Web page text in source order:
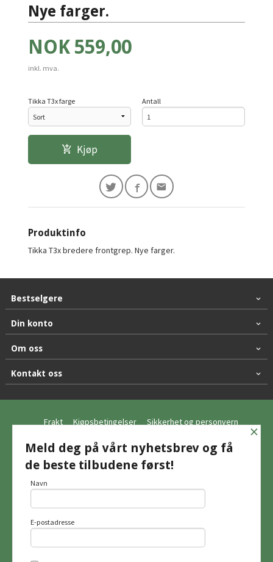
Nye farger.
Pris
NOK 559,00
inkl. mva.
Tikka T3x farge Antall
Kjøp
Produktinfo
Tikka T3x bredere frontgrep. Nye farger.
Bestselgere
Din konto
Om oss
Kontakt oss
Frakt Kjøpsbetingelser Sikkerhet og personvern
Nyhetsbrev
© Hagemo Jakt og Friluft AS
Vår nettbutikk bruker cookies slik at du
×
Meld deg på vårt nyhetsbrev og få
de beste tilbudene først!
Navn
E-postadresse